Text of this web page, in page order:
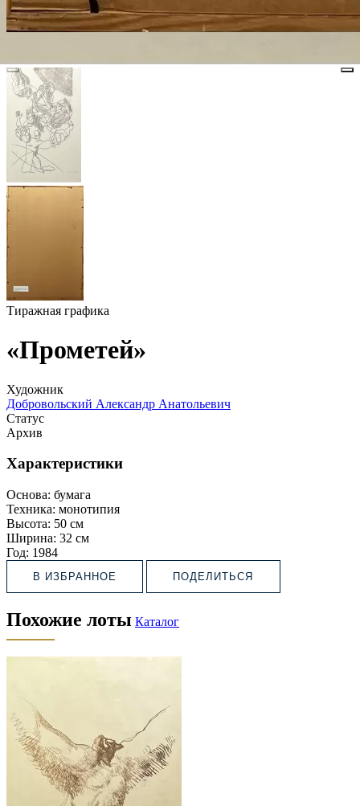
Тиражная графика
«Прометей»
Художник
Добровольский Александр Анатольевич
Статус
Архив
Характеристики
Основа: бумага
Техника: монотипия
Высота: 50 см
Ширина: 32 см
Год: 1984
В ИЗБРАННОЕ ПОДЕЛИТЬСЯ
Похожие лоты Каталог